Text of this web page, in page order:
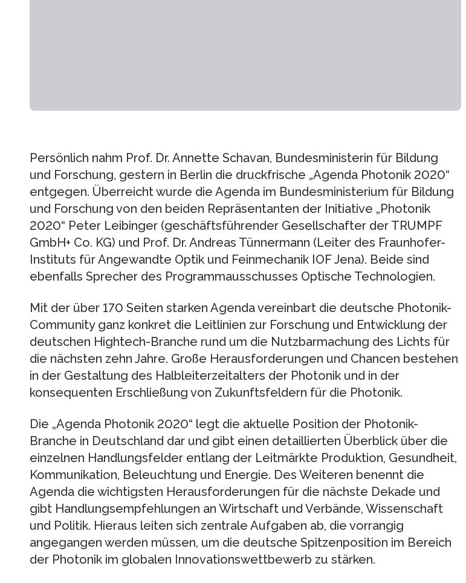
Persönlich nahm Prof. Dr. Annette Schavan, Bundesministerin für Bildung
und Forschung, gestern in Berlin die druckfrische „Agenda Photonik 2020“
entgegen. Überreicht wurde die Agenda im Bundesministerium für Bildung
und Forschung von den beiden Repräsentanten der Initiative „Photonik
2020“ Peter Leibinger (geschäftsführender Gesellschafter der TRUMPF
GmbH+ Co. KG) und Prof. Dr. Andreas Tünnermann (Leiter des Fraunhofer-
Instituts für Angewandte Optik und Feinmechanik IOF Jena). Beide sind
ebenfalls Sprecher des Programmausschusses Optische Technologien.
Mit der über 170 Seiten starken Agenda vereinbart die deutsche Photonik-
Community ganz konkret die Leitlinien zur Forschung und Entwicklung der
deutschen Hightech-Branche rund um die Nutzbarmachung des Lichts für
die nächsten zehn Jahre. Große Herausforderungen und Chancen bestehen
in der Gestaltung des Halbleiterzeitalters der Photonik und in der
konsequenten Erschließung von Zukunftsfeldern für die Photonik.
Die „Agenda Photonik 2020“ legt die aktuelle Position der Photonik-
Branche in Deutschland dar und gibt einen detaillierten Überblick über die
einzelnen Handlungsfelder entlang der Leitmärkte Produktion, Gesundheit,
Kommunikation, Beleuchtung und Energie. Des Weiteren benennt die
Agenda die wichtigsten Herausforderungen für die nächste Dekade und
gibt Handlungsempfehlungen an Wirtschaft und Verbände, Wissenschaft
und Politik. Hieraus leiten sich zentrale Aufgaben ab, die vorrangig
angegangen werden müssen, um die deutsche Spitzenposition im Bereich
der Photonik im globalen Innovationswettbewerb zu stärken.